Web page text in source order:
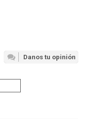
Danos tu opinión